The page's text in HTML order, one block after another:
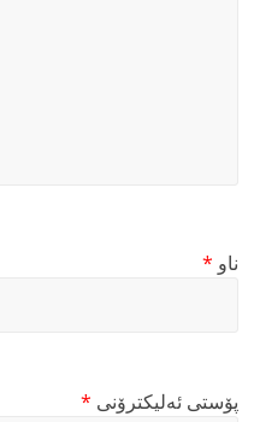
ناو *
پۆستی ئەلیکترۆنی *